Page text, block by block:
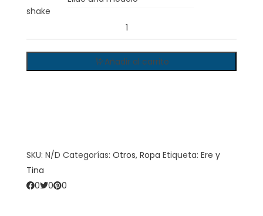
TINA
-
Añadir al carrito
SKU: N/D Categorías: Otros, Ropa Etiqueta: Ere y
Tina
0
0 0